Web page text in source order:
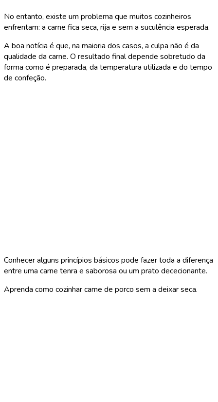
No entanto, existe um problema que muitos cozinheiros
enfrentam: a carne fica seca, rija e sem a suculência esperada.
A boa notícia é que, na maioria dos casos, a culpa não é da
qualidade da carne. O resultado final depende sobretudo da
forma como é preparada, da temperatura utilizada e do tempo
de confeção.
Conhecer alguns princípios básicos pode fazer toda a diferença
entre uma carne tenra e saborosa ou um prato dececionante.
Aprenda como cozinhar carne de porco sem a deixar seca.